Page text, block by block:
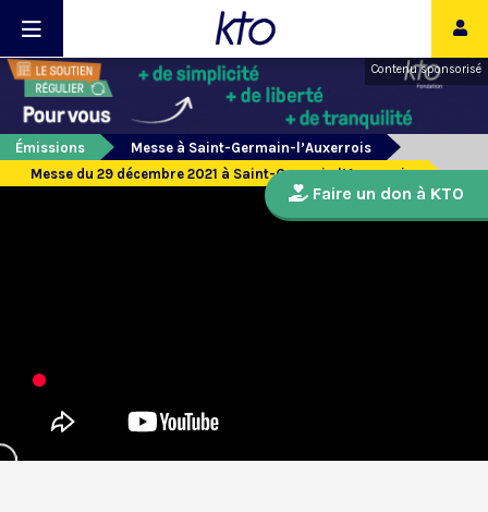
Contenu sponsorisé
Émissions
Messe à Saint-Germain-l’Auxerrois
Messe du 29 décembre 2021 à Saint-Germain l’Auxerrois
Faire un don à KTO